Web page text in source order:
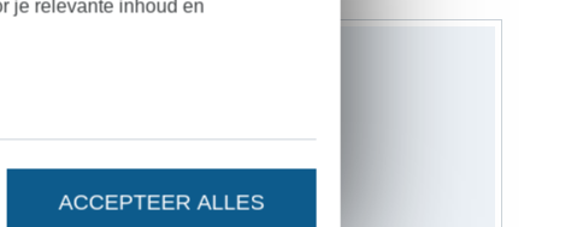
je relevante inhoud en
ACCEPTEER ALLES